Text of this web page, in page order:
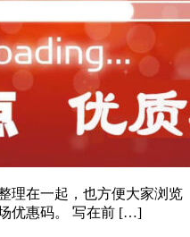
理在一起，也方便大家浏览
优惠码。 写在前 […]